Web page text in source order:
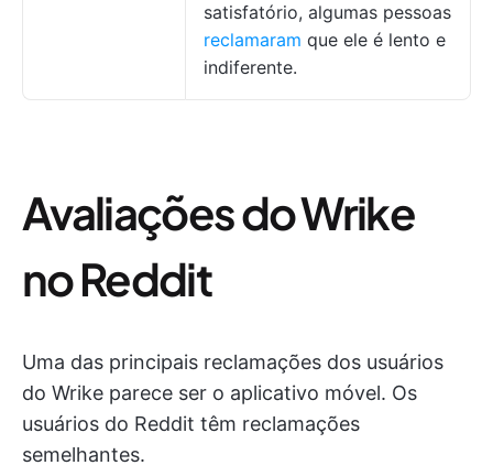
satisfatório, algumas pessoas
reclamaram que ele é lento e
indiferente.
Avaliações do Wrike
no Reddit
Uma das principais reclamações dos usuários
do Wrike parece ser o aplicativo móvel. Os
usuários do Reddit têm reclamações
semelhantes.